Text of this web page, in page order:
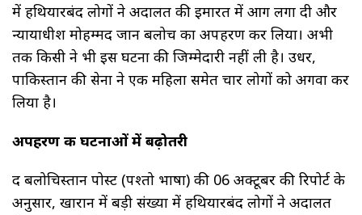
में हथियारबंद लोगों ने अदालत की इमारत में आग लगा दी और
न्यायाधीश मोहम्मद जान बलोच का अपहरण कर लिया। अभी
तक किसी ने भी इस घटना की जिम्मेदारी नहीं ली है। उधर,
पाकिस्तान की सेना ने एक महिला समेत चार लोगों को अगवा कर
लिया है।
अपहरण की घटनाओं में बढ़ोतरी
द बलोचिस्तान पोस्ट (पश्तो भाषा) की 06 अक्टूबर की रिपोर्ट के
अनुसार, खारान में बड़ी संख्या में हथियारबंद लोगों ने अदालत